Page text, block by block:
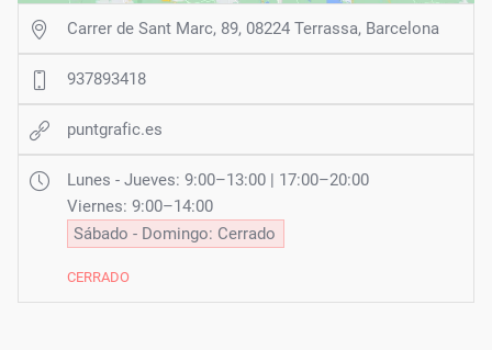
Carrer de Sant Marc, 89, 08224 Terrassa, Barcelona
937893418
puntgrafic.es
Lunes - Jueves: 9:00–13:00 | 17:00–20:00
Viernes: 9:00–14:00
Sábado - Domingo: Cerrado
CERRADO